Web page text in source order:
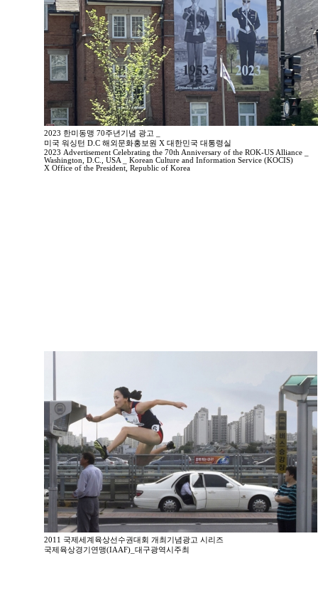
2023 한미동맹 70주년기념 광고 _
미국 워싱턴 D.C 해외문화홍보원 X 대한민국 대통령실
2023 Advertisement Celebrating the 70th Anniversary of the ROK-US Alliance _
Washington, D.C., USA _ Korean Culture and Information Service (KOCIS)
X Office of the President, Republic of Korea
2011 국제세계육상선수권대회 개최기념광고 시리즈
국제육상경기연맹(IAAF)_대구광역시주최